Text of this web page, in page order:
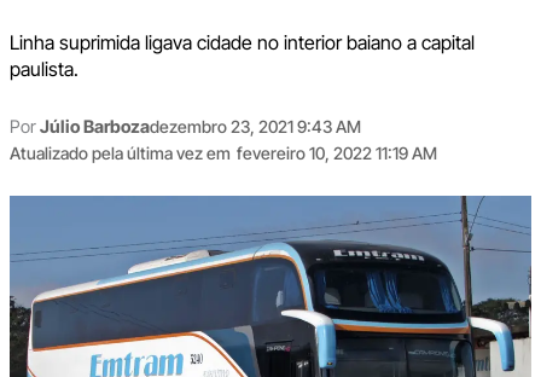
Linha suprimida ligava cidade no interior baiano a capital
paulista.
PorJúlio Barbozadezembro 23, 2021 9:43 AM
Atualizado pela última vez em fevereiro 10, 2022 11:19 AM